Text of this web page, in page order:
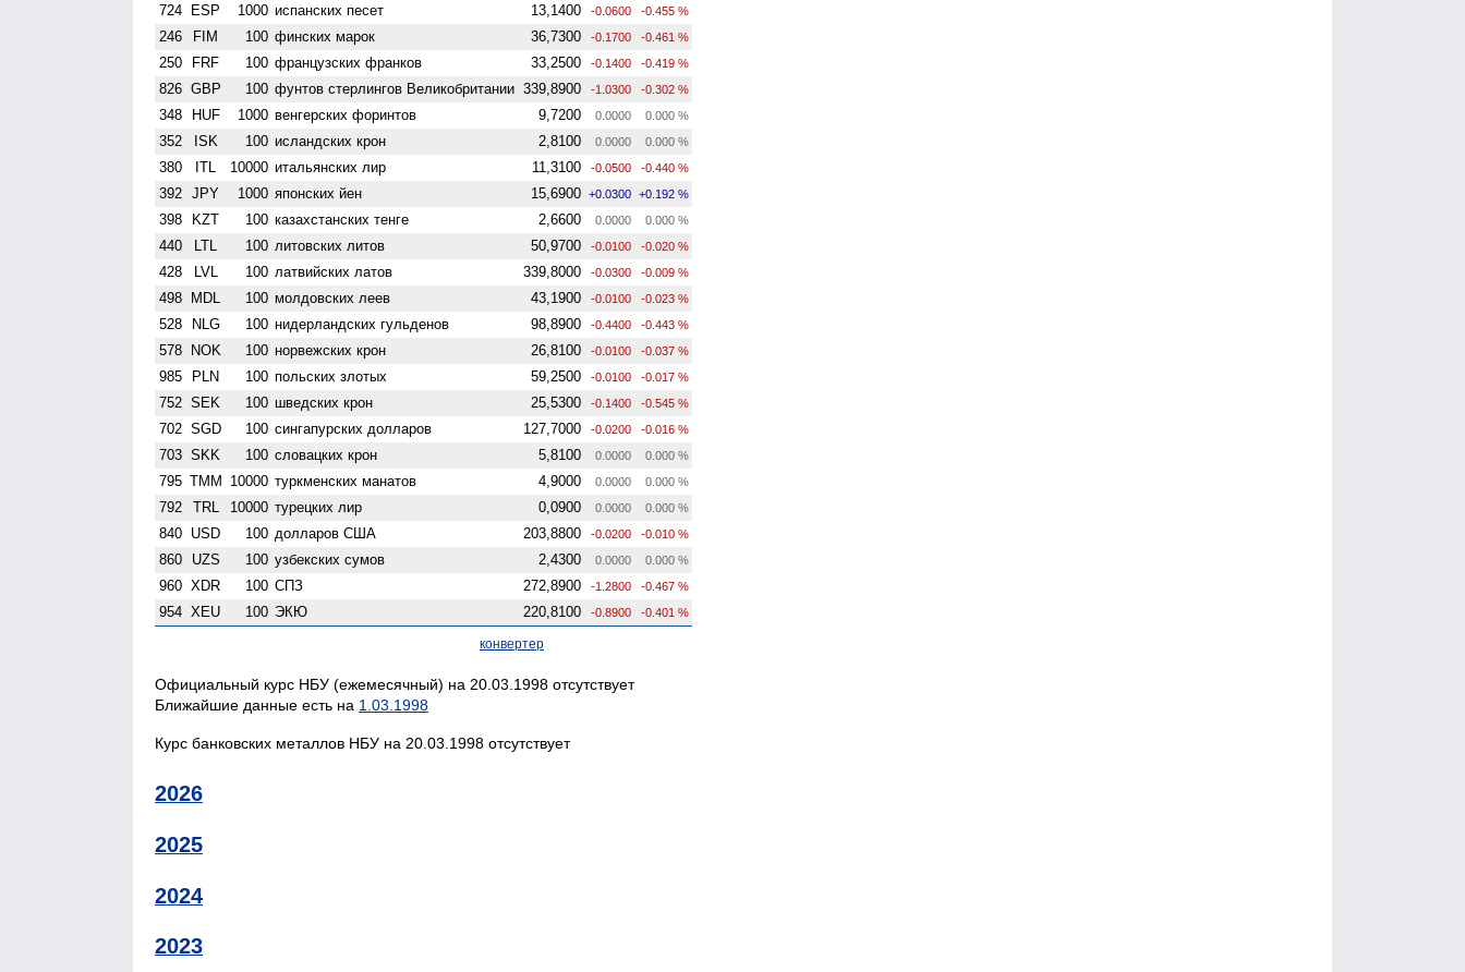
724 ESP 1000 испанских песет 13,1400 -0.0600 -0.455 %
246 FIM 100 финских марок 36,7300 -0.1700 -0.461 %
250 FRF 100 французских франков 33,2500 -0.1400 -0.419 %
826 GBP 100 фунтов стерлингов Велико­британии 339,8900 -1.0300 -0.302 %
348 HUF 1000 венгерских форинтов 9,7200 0.0000 0.000 %
352 ISK 100 исландских крон 2,8100 0.0000 0.000 %
380 ITL 10000 итальянских лир 11,3100 -0.0500 -0.440 %
392 JPY 1000 японских йен 15,6900 +0.0300 +0.192 %
398 KZT 100 казахстанских тенге 2,6600 0.0000 0.000 %
440 LTL 100 литовских литов 50,9700 -0.0100 -0.020 %
428 LVL 100 латвийских латов 339,8000 -0.0300 -0.009 %
498 MDL 100 молдовских леев 43,1900 -0.0100 -0.023 %
528 NLG 100 нидерландских гульденов 98,8900 -0.4400 -0.443 %
578 NOK 100 норвежских крон 26,8100 -0.0100 -0.037 %
985 PLN 100 польских злотых 59,2500 -0.0100 -0.017 %
752 SEK 100 шведских крон 25,5300 -0.1400 -0.545 %
702 SGD 100 сингапурских долларов 127,7000 -0.0200 -0.016 %
703 SKK 100 словацких крон 5,8100 0.0000 0.000 %
795 TMM 10000 туркменских манатов 4,9000 0.0000 0.000 %
792 TRL 10000 турецких лир 0,0900 0.0000 0.000 %
840 USD 100 долларов США 203,8800 -0.0200 -0.010 %
860 UZS 100 узбекских сумов 2,4300 0.0000 0.000 %
960 XDR 100 СПЗ 272,8900 -1.2800 -0.467 %
954 XEU 100 ЭКЮ 220,8100 -0.8900 -0.401 %
конвертер
Официальный курс НБУ (ежемесячный) на 20.03.1998 отсутствует
Ближайшие данные есть на 1.03.1998
Курс банковских металлов НБУ на 20.03.1998 отсутствует
2026
2025
2024
2023